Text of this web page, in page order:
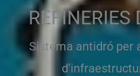
REFINERIES
Sistema antidró per